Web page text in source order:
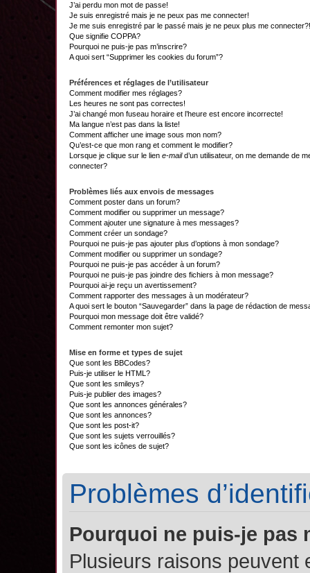
J’ai perdu mon mot de passe!
Je suis enregistré mais je ne peux pas me connecter!
Je me suis enregistré par le passé mais je ne peux plus me connecter?!
Que signifie COPPA?
Pourquoi ne puis-je pas m’inscrire?
A quoi sert “Supprimer les cookies du forum”?
Préférences et réglages de l’utilisateur
Comment modifier mes réglages?
Les heures ne sont pas correctes!
J’ai changé mon fuseau horaire et l’heure est encore incorrecte!
Ma langue n’est pas dans la liste!
Comment afficher une image sous mon nom?
Qu’est-ce que mon rang et comment le modifier?
Lorsque je clique sur le lien e-maild’un utilisateur, on me demande de
connecter?
Problèmes liés aux envois de messages
Comment poster dans un forum?
Comment modifier ou supprimer un message?
Comment ajouter une signature à mes messages?
Comment créer un sondage?
Pourquoi ne puis-je pas ajouter plus d’options à mon sondage?
Comment modifier ou supprimer un sondage?
Pourquoi ne puis-je pas accéder à un forum?
Pourquoi ne puis-je pas joindre des fichiers à mon message?
Pourquoi ai-je reçu un avertissement?
Comment rapporter des messages à un modérateur?
A quoi sert le bouton “Sauvegarder” dans la page de rédaction de
Pourquoi mon message doit être validé?
Comment remonter mon sujet?
Mise en forme et types de sujet
Que sont les BBCodes?
Puis-je utiliser le HTML?
Que sont les smileys?
Puis-je publier des images?
Que sont les annonces générales?
Que sont les annonces?
Que sont les post-it?
Que sont les sujets verrouillés?
Que sont les icônes de sujet?
Problèmes
Pourquoi ne puis-je pas
Plusieurs raisons peuvent